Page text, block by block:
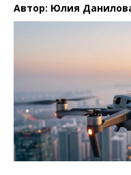
Автор: Юлия